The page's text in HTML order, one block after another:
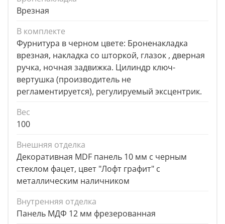
Врезная
В комплекте
Фурнитура в черном цвете: Броненакладка
врезная, накладка со шторкой, глазок , дверная
ручка, ночная задвижка. Цилиндр ключ-
вертушка (производитель не
регламентируется), регулируемый эксцентрик.
Вес
100
Внешняя отделка
Декоративная MDF панель 10 мм с черным
стеклом фацет, цвет "Лофт графит" с
металлическим наличником
Внутренняя отделка
Панель МДФ 12 мм фрезерованная